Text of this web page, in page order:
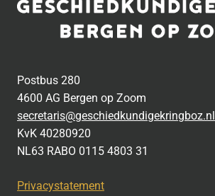
Postbus 280
4600 AG Bergen op Zoom
secretaris@geschiedkundigekringboz.nl
KvK 40280920
NL63 RABO 0115 4803 31
Privacystatement